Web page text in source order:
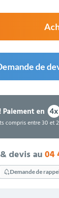
de
Paiement en 4x
compris entre 30 et
devis au04
Demande de